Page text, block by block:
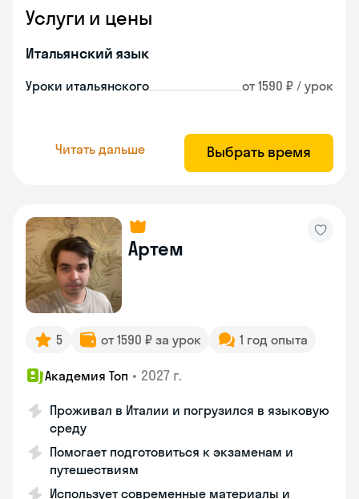
Услуги и цены
Итальянский язык
Уроки итальянского от 1590 ₽ / урок
Читать дальше Выбрать время
Артем
5 от 1590 ₽ за урок 1 год опыта
Академия Топ • 2027 г.
Проживал в Италии и погрузился в языковую
среду
Помогает подготовиться к экзаменам и
путешествиям
Использует современные материалы и